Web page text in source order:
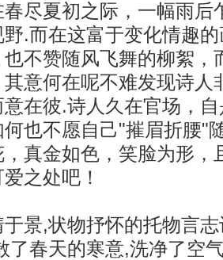
尽夏初之际，一幅雨后
.而在这富于变化情趣
不赞随风飞舞的柳絮，
意何在呢不难发现诗人
在彼.诗人久在官场，
也不愿自己"摧眉折腰"
真金如色，笑脸为形，
之处吧！
景,状物抒怀的托物言
了春天的寒意,洗净了空